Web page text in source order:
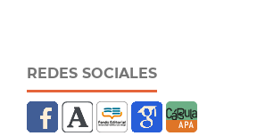
REDES SOCIALES